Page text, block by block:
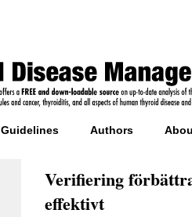
Guidelines Authors
Verifiering
effektivt